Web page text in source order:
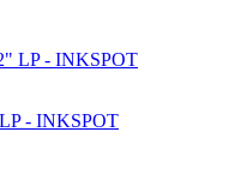
- INKSPOT